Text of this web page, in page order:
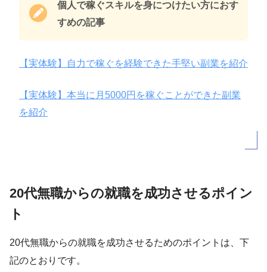
個人で稼ぐスキルを身につけたい方におす
すめの記事
【実体験】自力で稼ぐを経験できた手堅い副業を紹介
【実体験】本当に月5000円を稼ぐことができた副業
を紹介
20代無職からの就職を成功させるポイン
ト
20代無職からの就職を成功させるためのポイントは、下
記のとおりです。